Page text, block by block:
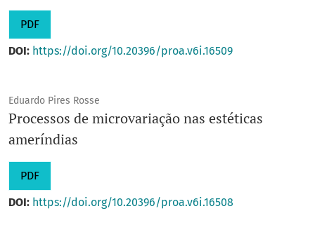
PDF
DOI: https://doi.org/10.20396/proa.v6i.16509
Eduardo Pires Rosse
Processos de microvariação nas estéticas
ameríndias
PDF
DOI: https://doi.org/10.20396/proa.v6i.16508